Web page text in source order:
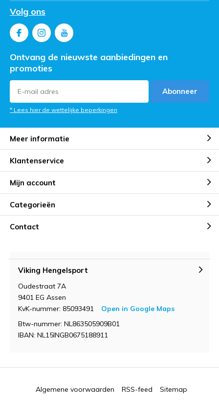
Volg ons
Ontvang de nieuwste aanbiedingen en
promoties
Abonneer
* Lees hier de wettelijke beperkingen
Meer informatie
Klantenservice
Mijn account
Categorieën
Contact
Viking Hengelsport
Oudestraat 7A
9401 EG Assen
KvK-nummer: 85093491
Open in Google Maps
Btw-nummer: NL863505909B01
IBAN: NL15INGB0675188911
Algemene voorwaarden RSS-feed Sitemap